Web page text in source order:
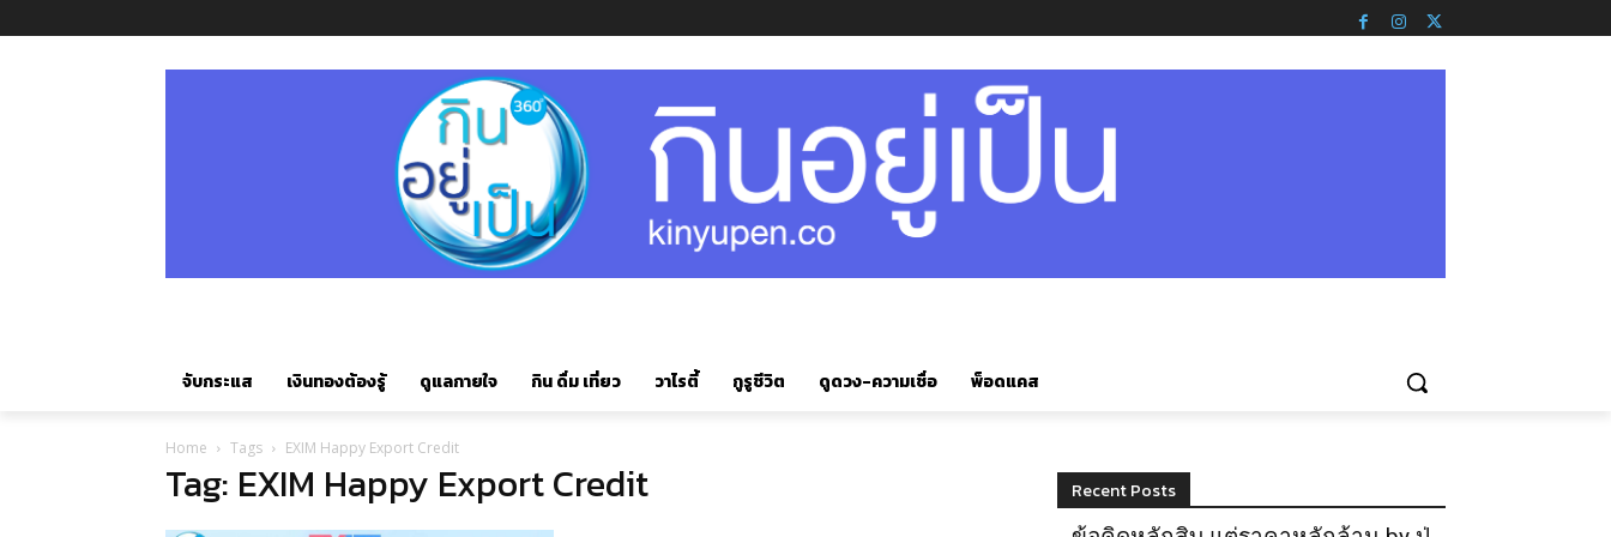
จับกระแส เงินทองต้องรู้ ดูแลกายใจ กิน ดื่ม เที่ยว วาไรตี้ กูรูชีวิต ดูดวง-ความเชื่อ พ็อดแคส
Home Tags EXIM Happy Export Credit
Tag: EXIM Happy Export Credit Recent Posts